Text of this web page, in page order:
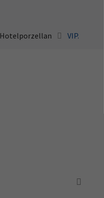
Hotelporzellan VIP.